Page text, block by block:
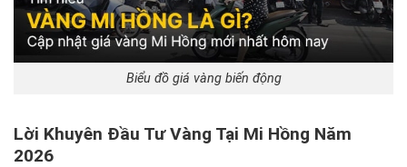
Biểu đồ giá vàng biến động
Lời Khuyên Đầu Tư Vàng Tại Mi Hồng Năm
2026